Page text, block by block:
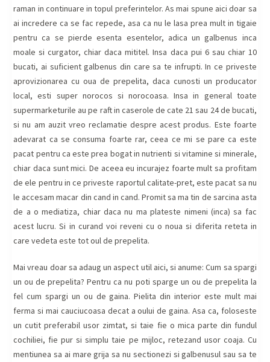
raman in continuare in topul preferintelor. As mai spune aici doar sa
ai incredere ca se fac repede, asa ca nu le lasa prea mult in tigaie
pentru ca se pierde esenta esentelor, adica un galbenus inca
moale si curgator, chiar daca mititel. Insa daca pui 6 sau chiar 10
bucati, ai suficient galbenus din care sa te infrupti. In ce priveste
aprovizionarea cu oua de prepelita, daca cunosti un producator
local, esti super norocos si norocoasa. Insa in general toate
supermarketurile au pe raft in caserole de cate 21 sau 24 de bucati,
si nu am auzit vreo reclamatie despre acest produs. Este foarte
adevarat ca se consuma foarte rar, ceea ce mi se pare ca este
pacat pentru ca este prea bogat in nutrienti si vitamine si minerale,
chiar daca sunt mici. De aceea eu incurajez foarte mult sa profitam
de ele pentru in ce priveste raportul calitate-pret, este pacat sa nu
le accesam macar din cand in cand. Promit sa ma tin de sarcina asta
de a o mediatiza, chiar daca nu ma plateste nimeni (inca) sa fac
acest lucru. Si in curand voi reveni cu o noua si diferita reteta in
care vedeta este tot oul de prepelita.
Mai vreau doar sa adaug un aspect util aici, si anume: Cum sa spargi
un ou de prepelita? Pentru ca nu poti sparge un ou de prepelita la
fel cum spargi un ou de gaina. Pielita din interior este mult mai
ferma si mai cauciucoasa decat a oului de gaina. Asa ca, foloseste
un cutit preferabil usor zimtat, si taie fie o mica parte din fundul
cochiliei, fie pur si simplu taie pe mijloc, retezand usor coaja. Cu
mentiunea sa ai mare grija sa nu sectionezi si galbenusul sau sa te